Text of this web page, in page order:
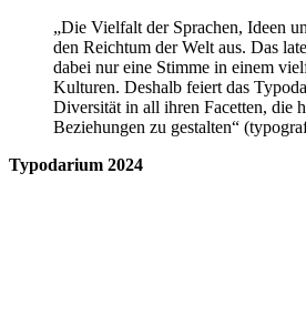
„Die Vielfalt der Sprachen, Ideen
den Reichtum der Welt aus. Das
dabei nur eine Stimme in einem
Kulturen. Deshalb feiert das
Diversität in all ihren Facetten, die
Beziehungen zu gestalten“
Typodarium 2024